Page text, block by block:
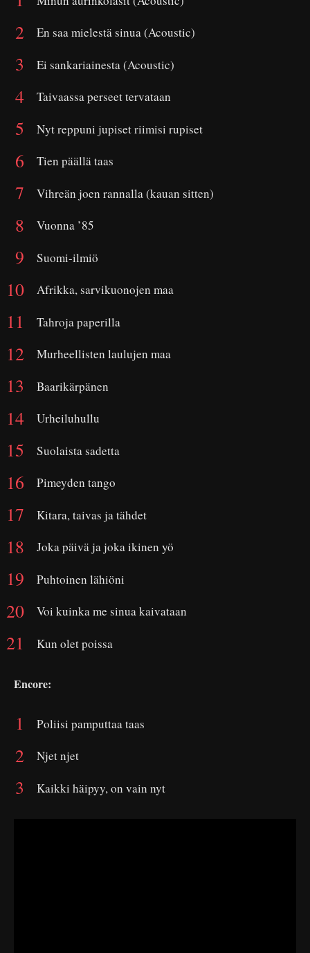
En saa mielestä sinua (Acoustic)
Ei sankariainesta (Acoustic)
Taivaassa perseet tervataan
Nyt reppuni jupiset riimisi rupiset
Tien päällä taas
Vihreän joen rannalla (kauan sitten)
Vuonna ’85
Suomi-ilmiö
Afrikka, sarvikuonojen maa
Tahroja paperilla
Murheellisten laulujen maa
Baarikärpänen
Urheiluhullu
Suolaista sadetta
Pimeyden tango
Kitara, taivas ja tähdet
Joka päivä ja joka ikinen yö
Puhtoinen lähiöni
Voi kuinka me sinua kaivataan
Kun olet poissa
Encore:
Poliisi pamputtaa taas
Njet njet
Kaikki häipyy, on vain nyt